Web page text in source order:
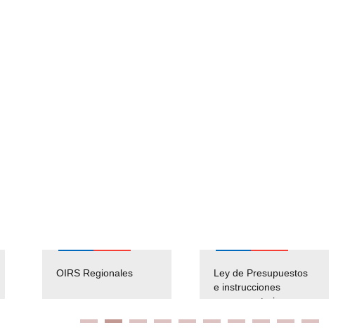
OIRS Regionales
Ley de Presupuestos
e instrucciones
presuspuetarias